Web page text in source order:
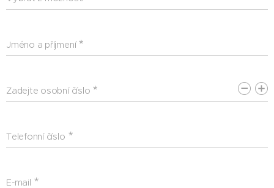
Jméno a příjmení
Zadejte osobní číslo
Telefonní číslo
E-mail